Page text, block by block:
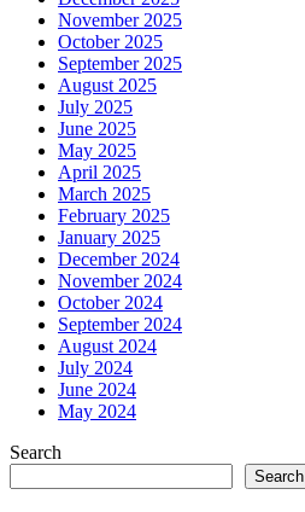
November 2025
October 2025
September 2025
August 2025
July 2025
June 2025
May 2025
April 2025
March 2025
February 2025
January 2025
December 2024
November 2024
October 2024
September 2024
August 2024
July 2024
June 2024
May 2024
Search
Search